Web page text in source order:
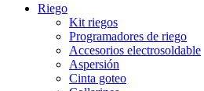
Riego
Kit riegos
Programadores de riego
Accesorios electrosoldable
Aspersión
Cinta goteo